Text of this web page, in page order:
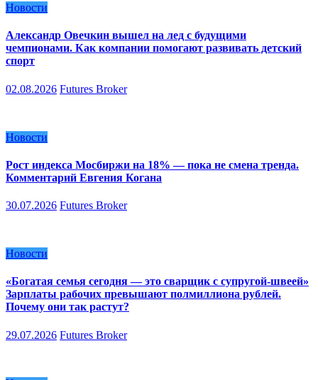
Новости
Александр Овечкин вышел на лед с будущими
чемпионами. Как компании помогают развивать детский
спорт
02.08.2026 Futures Broker
Новости
Рост индекса Мосбиржи на 18% — пока не смена тренда.
Комментарий Евгения Когана
30.07.2026 Futures Broker
Новости
«Богатая семья сегодня — это сварщик с супругой-швеей»
Зарплаты рабочих превышают полмиллиона рублей.
Почему они так растут?
29.07.2026 Futures Broker